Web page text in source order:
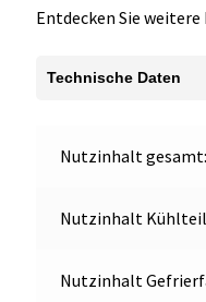
Edelstahl
Entdecken Sie weitere
Technische Daten
Nutzinhalt gesamt:
Nutzinhalt
Nutzinhalt